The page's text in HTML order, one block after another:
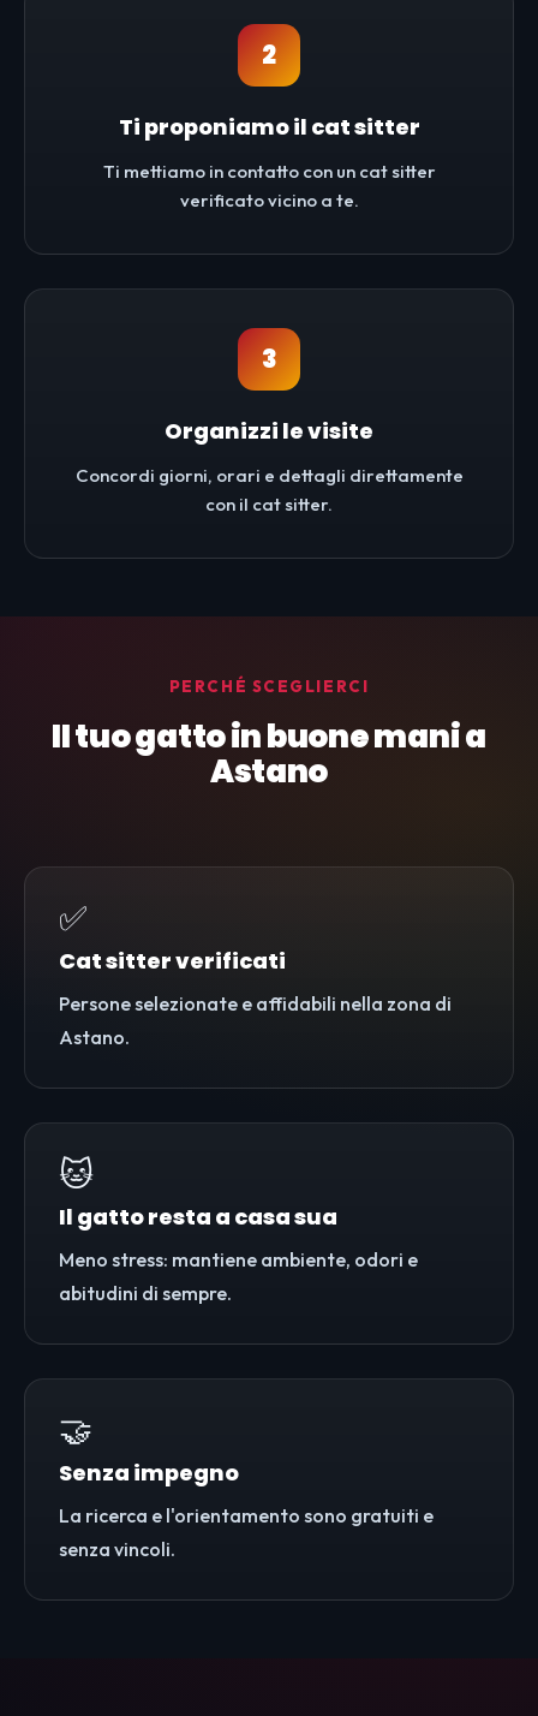
2
Ti proponiamo il cat sitter
Ti mettiamo in contatto con un cat sitter
verificato vicino a te.
3
Organizzi le visite
Concordi giorni, orari e dettagli direttamente
con il cat sitter.
PERCHÉ SCEGLIERCI
Il tuo gatto in buone mani a
Astano
✅
Cat sitter verificati
Persone selezionate e affidabili nella zona di
Astano.
🐱
Il gatto resta a casa sua
Meno stress: mantiene ambiente, odori e
abitudini di sempre.
🤝
Senza impegno
La ricerca e l'orientamento sono gratuiti e
senza vincoli.